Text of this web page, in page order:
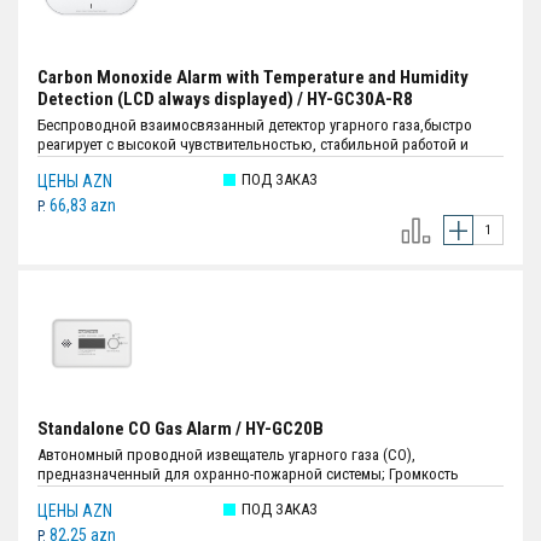
Carbon Monoxide Alarm with Temperature and Humidity
Detection (LCD always displayed) / HY-GC30A-R8
Беспроводной взаимосвязанный детектор угарного газа,быстро
реагирует с высокой чувствительностью, стабильной работой и
слишком много угарного газа; Громкость сигнала тревоги:Более 85
дБ (A) на расстоянии 3 м (9,84 фута); Продолжительность
тишины:Около 9 минут; Индикатор света:Светодиод (красный /
жёлтый / зелёный); Источник питания:Литиевая батарея CR17450A 3
ЦЕНЫ AZN
P. 66,83 azn
ПОД ЗАКАЗ
Standalone CO Gas Alarm / HY-GC20B
Автономный проводной извещатель угарного газа (СО),
предназначенный для охранно-пожарной системы; Громкость
реагирования на сигнал тревоги:50 ppm:60 мин.–90 мин.,100 ppm:10
мин.– 40 мин.,300 ppm:< 3 mмин.; Источник питания:Литиевая
ЦЕНЫ AZN
P. 82,25 azn
ПОД ЗАКАЗ